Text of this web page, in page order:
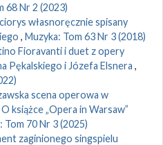
68 Nr 2 (2023)
własnoręcznie spisany
, Muzyka: Tom 63 Nr 3 (2018)
Fioravanti i duet z opery
Pękalskiego i Józefa Elsnera ,
scena operowa w
książce „Opera in Warsaw”
Tom 70 Nr 3 (2025)
zaginionego singspielu